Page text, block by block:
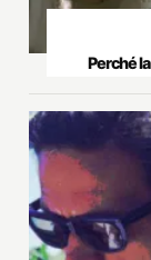
Perché